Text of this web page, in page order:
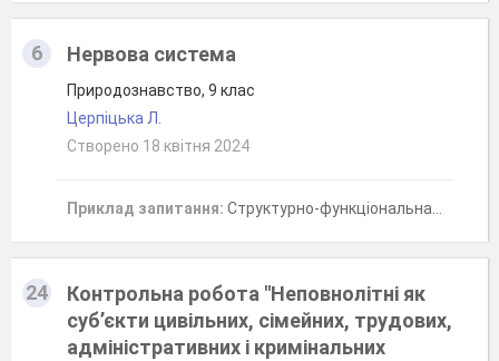
6 Нервова система
Природознавство, 9 клас
Церпіцька Л.
Створено 18 квітня 2024
Приклад запитання: Структурно-функціональна одиниця нервової системи.
24
Контрольна робота "Неповнолітні як
суб’єкти цивільних, сімейних, трудових,
адміністративних і кримінальних